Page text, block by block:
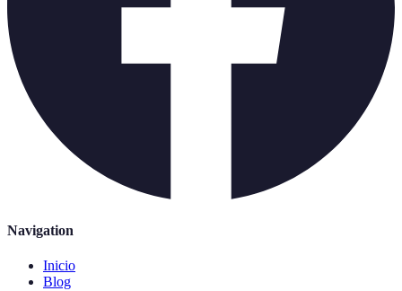
Navigation
Inicio
Blog